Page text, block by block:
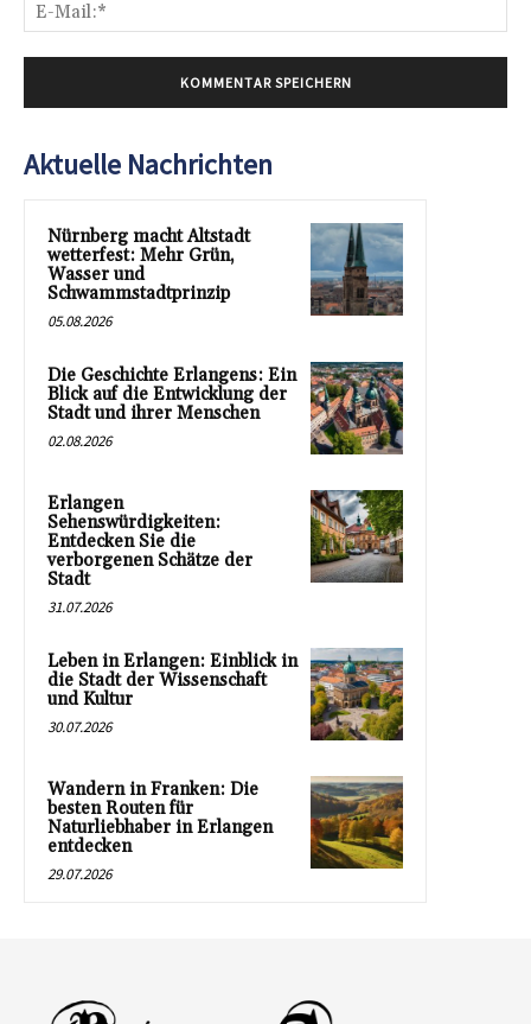
Aktuelle Nachrichten
Nürnberg macht Altstadt
wetterfest: Mehr Grün,
Wasser und
Schwammstadtprinzip
05.08.2026
Die Geschichte Erlangens: Ein
Blick auf die Entwicklung der
Stadt und ihrer Menschen
02.08.2026
Erlangen
Sehenswürdigkeiten:
Entdecken Sie die
verborgenen Schätze der
Stadt
31.07.2026
Leben in Erlangen: Einblick in
die Stadt der Wissenschaft
und Kultur
30.07.2026
Wandern in Franken: Die
besten Routen für
Naturliebhaber in Erlangen
entdecken
29.07.2026